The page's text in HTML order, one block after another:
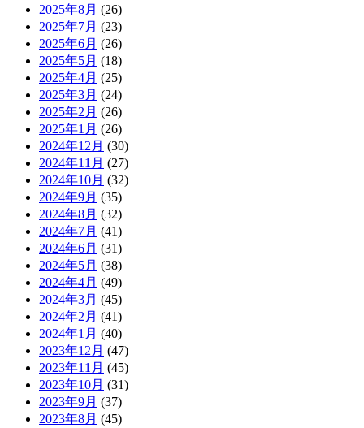
2025年8月 (26)
2025年7月 (23)
2025年6月 (26)
2025年5月 (18)
2025年4月 (25)
2025年3月 (24)
2025年2月 (26)
2025年1月 (26)
2024年12月 (30)
2024年11月 (27)
2024年10月 (32)
2024年9月 (35)
2024年8月 (32)
2024年7月 (41)
2024年6月 (31)
2024年5月 (38)
2024年4月 (49)
2024年3月 (45)
2024年2月 (41)
2024年1月 (40)
2023年12月 (47)
2023年11月 (45)
2023年10月 (31)
2023年9月 (37)
2023年8月 (45)